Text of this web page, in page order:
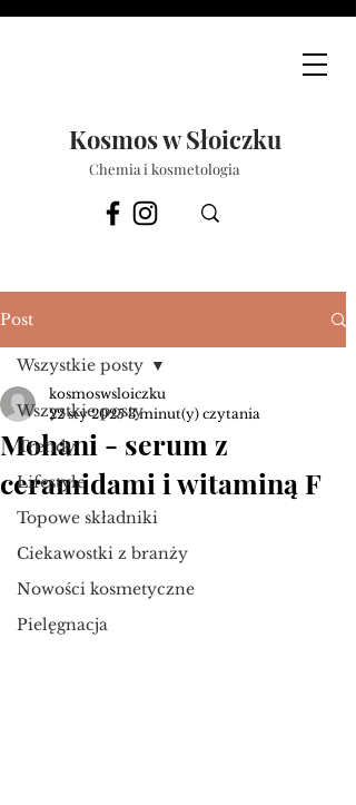
Kosmos w Słoiczku
Chemia i kosmetologia
Post
Wszystkie posty
Trendy
Lifestyle
Topowe składniki
Ciekawostki z branży
Nowości kosmetyczne
Pielęgnacja
Wszystkie posty
Mohani - serum z
ceramidami i witaminą F
kosmoswsloiczku
22 sty 2025 3 minut(y) czytania